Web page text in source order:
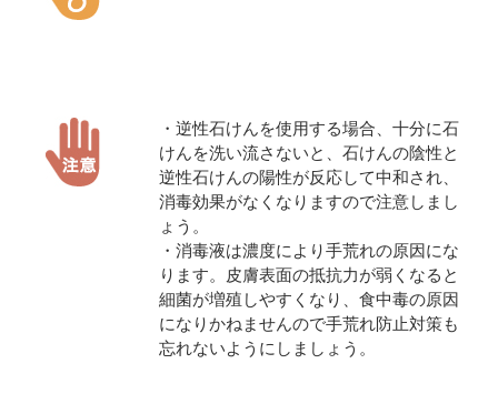
・逆性石けんを使用する場合、十分に石
けんを洗い流さないと、石けんの陰性と
逆性石けんの陽性が反応して中和され、
消毒効果がなくなりますので注意しまし
ょう。
・消毒液は濃度により手荒れの原因にな
ります。皮膚表面の抵抗力が弱くなると
細菌が増殖しやすくなり、食中毒の原因
になりかねませんので手荒れ防止対策も
忘れないようにしましょう。